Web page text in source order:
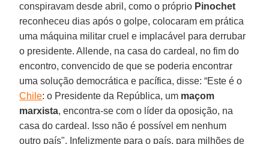
conspiravam desde abril, como o próprio Pinochet
reconheceu dias após o golpe, colocaram em prática
uma máquina militar cruel e implacável para derrubar
o presidente. Allende, na casa do cardeal, no fim do
encontro, convencido de que se poderia encontrar
uma solução democrática e pacífica, disse: “Este é o
Chile: o Presidente da República, um maçom
marxista, encontra-se com o líder da oposição, na
casa do cardeal. Isso não é possível em nenhum
outro país". Infelizmente para o país, para milhões de